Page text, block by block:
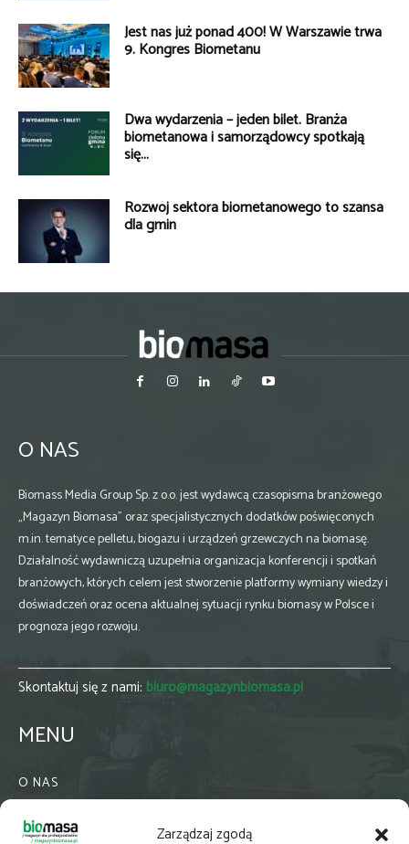
Zarządzaj zgodą
Jest nas już ponad 400! W Warszawie trwa
9. Kongres Biometanu
Dwa wydarzenia – jeden bilet. Branża
biometanowa i samorządowcy spotkają
się...
Rozwój sektora biometanowego to szansa
dla gmin
O NAS
Biomass Media Group Sp. z o.o. jest wydawcą czasopisma branżowego
„Magazyn Biomasa” oraz specjalistycznych dodatków poświęconych
m.in. tematyce pelletu, biogazu i urządzeń grzewczych na biomasę.
Działalność wydawniczą uzupełnia organizacja konferencji i spotkań
branżowych, których celem jest stworzenie platformy wymiany wiedzy i
doświadczeń oraz ocena aktualnej sytuacji rynku biomasy w Polsce i
prognoza jego rozwoju.
Skontaktuj się z nami: biuro@magazynbiomasa.pl
MENU
O NAS
WSPÓŁPRACA